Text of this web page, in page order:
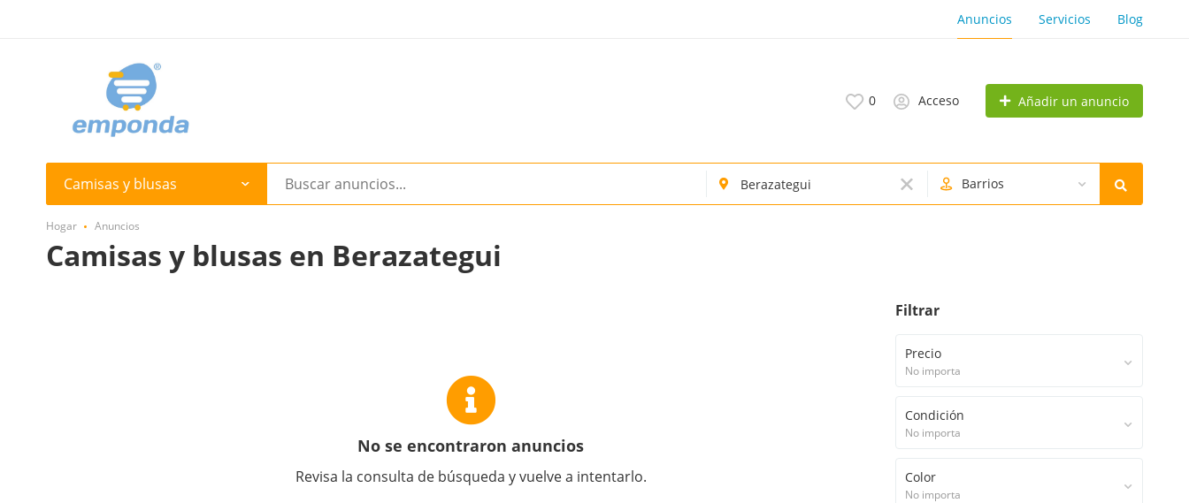
Anuncios Servicios Blog
0 Acceso Añadir un anuncio
Camisas y blusas Barrios
Hogar Anuncios
Camisas y blusas en Berazategui
No se encontraron anuncios
Revisa la consulta de búsqueda y vuelve a intentarlo.
Filtrar
Precio
No importa
Condición
No importa
Color
No importa